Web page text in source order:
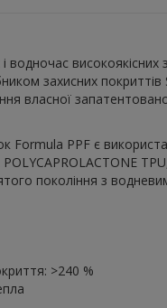
водночас високоякісних
захисних
власної
Formula PPF є
покоління з
>240 %